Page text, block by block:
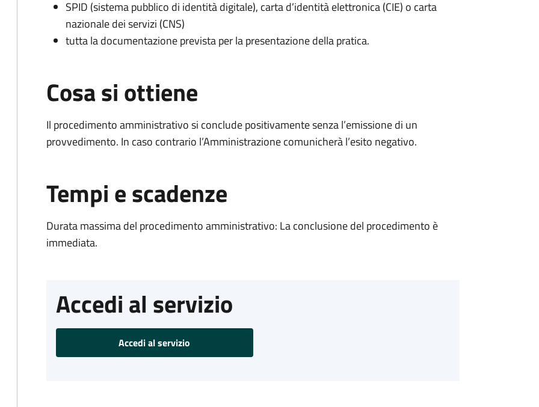
SPID (sistema pubblico di identità digitale), carta d’identità elettronica (CIE) o carta
nazionale dei servizi (CNS)
tutta la documentazione prevista per la presentazione della pratica.
Cosa si ottiene
Il procedimento amministrativo si conclude positivamente senza l’emissione di un
provvedimento. In caso contrario l’Amministrazione comunicherà l’esito negativo.
Tempi e scadenze
Durata massima del procedimento amministrativo: La conclusione del procedimento è
immediata.
Accedi al servizio
Accedi al servizio